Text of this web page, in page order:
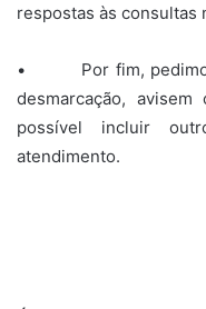
respostas às consultas
• Por fim, pedimos
desmarcação,
possível incluir
atendimento.